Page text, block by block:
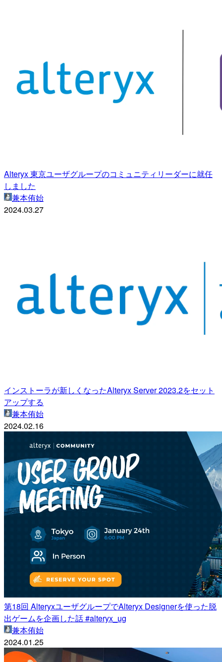
Alteryx 東京ユーザグループのコミュニティリーダーに就任
しました
兼本侑始
2024.03.27
インストーラが新しくなったAlteryx Server 2023.2をセット
アップする
兼本侑始
2024.02.16
第18回 AlteryxユーザグループでAlteryx Designerを使った脱
出ゲームを企画した話 #alteryx_ug
兼本侑始
2024.01.25